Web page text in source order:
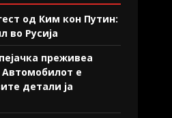
од Ким кон Путин:
во Русија
преживеа
Автомобилот е
детали ја